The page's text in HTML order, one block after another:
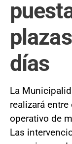
días
La
realizará
operativo de
Las